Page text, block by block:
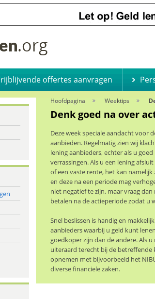
offertes aanvragen
Hoofdpagina Weektips
Denk goed na over
Deze week speciale aandacht voor
aanbieden. Regelmatig zien wij
lening aanbieders, echter als u
verrassingen. Als u een lening
of een vaste rente, het kan
en deze na een periode mag
niet negatief te zijn, maar vraag
betalen na de actieperiode zodat u
Snel beslissen is handig en
aanbieders waarbij u geld kunt
goedkoper zijn dan de andere. Als
uiteraard terecht bij de
opnemen met bijvoorbeeld het
diverse financiele zaken.